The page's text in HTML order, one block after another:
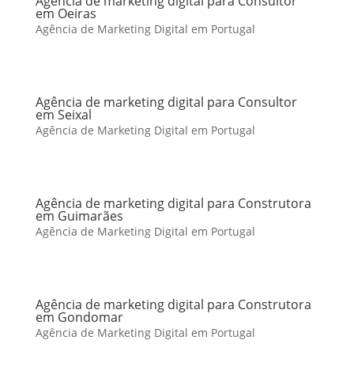
em Oeiras
Agência de Marketing Digital em Portugal
Agência de marketing digital para Consultor
em Seixal
Agência de Marketing Digital em Portugal
Agência de marketing digital para Construtora
em Guimarães
Agência de Marketing Digital em Portugal
Agência de marketing digital para Construtora
em Gondomar
Agência de Marketing Digital em Portugal